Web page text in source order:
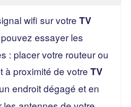
wifi sur votreTV
essayer les
: placer votre routeur ou
à proximité de votreTV
endroit dégagé et en